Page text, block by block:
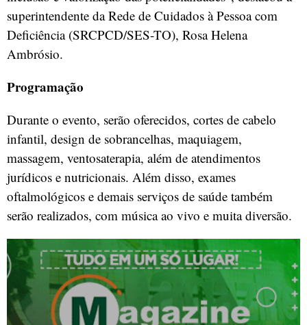
superintendente da Rede de Cuidados à Pessoa com
Deficiência (SRCPCD/SES-TO), Rosa Helena
Ambrósio.
Programação
Durante o evento, serão oferecidos, cortes de cabelo
infantil, design de sobrancelhas, maquiagem,
massagem, ventosaterapia, além de atendimentos
jurídicos e nutricionais. Além disso, exames
oftalmológicos e demais serviços de saúde também
serão realizados, com música ao vivo e muita diversão.